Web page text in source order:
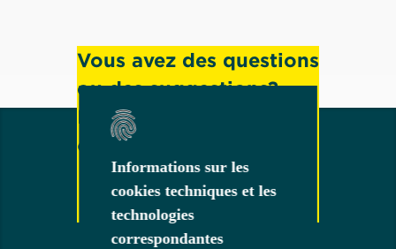
Vous avez des questions
ou des suggestions?
N'hésitez pas à nous
contacter!
Contact
Informations sur les
cookies techniques et les
technologies
correspondantes
Informations sur les
cookies techniques et les
technologies
correspondantes